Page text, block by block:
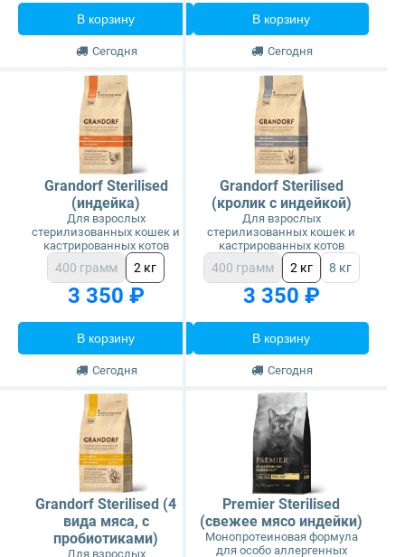
В корзину
Сегодня
В корзину
Сегодня
Grandorf Sterilised
(индейка)
Для взрослых
стерилизованных кошек и
кастрированных котов
400 грамм 2 кг
3 350 ₽
В корзину
Сегодня
Grandorf Sterilised
(кролик с индейкой)
Для взрослых
стерилизованных кошек и
кастрированных котов
400 грамм 2 кг 8 кг
3 350 ₽
В корзину
Сегодня
Grandorf Sterilised (4
вида мяса, с
пробиотиками)
Для взрослых
Premier Sterilised
(свежее мясо индейки)
Монопротеиновая формула
для особо аллергенных